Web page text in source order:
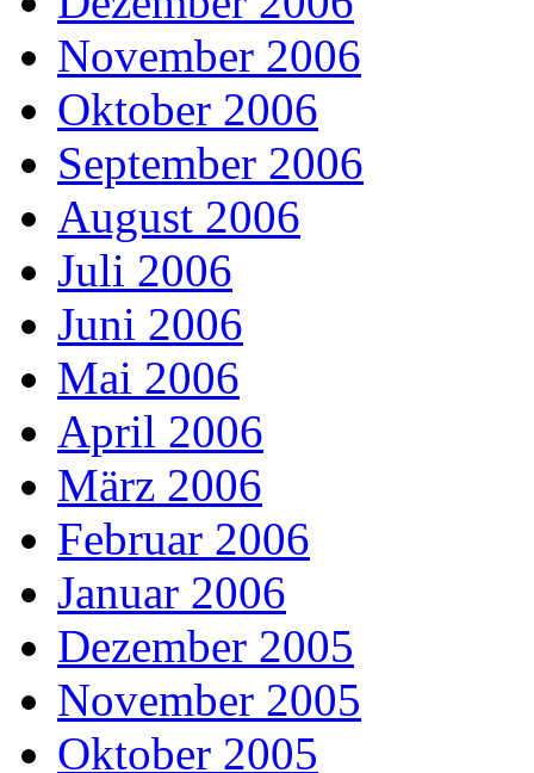
November 2006
Oktober 2006
September 2006
August 2006
Juli 2006
Juni 2006
Mai 2006
April 2006
März 2006
Februar 2006
Januar 2006
Dezember 2005
November 2005
Oktober 2005